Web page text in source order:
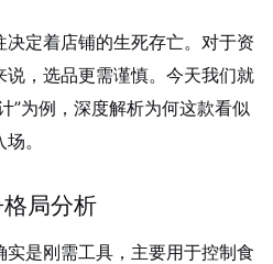
定着店铺的生死存亡。对于资
，选品更需谨慎。今天我们就
”为例，深度解析为何这款看似
。
局分析
是刚需工具，主要用于控制食